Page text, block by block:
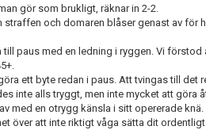
gör som brukligt, räknar in 2-2.
straffen och domaren blåser genast av för
paus med en ledning i ryggen. Vi
ett byte redan i paus. Att tvingas till det
inte alls tryggt, men inte mycket att göra
med en otrygg känsla i sitt opererade
över att inte riktigt våga sätta dit